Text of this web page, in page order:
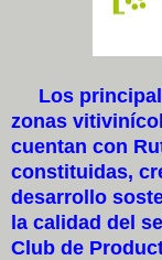
Los
zonas
cuentan con
constituidas,
desarrollo
la calidad del
Club de